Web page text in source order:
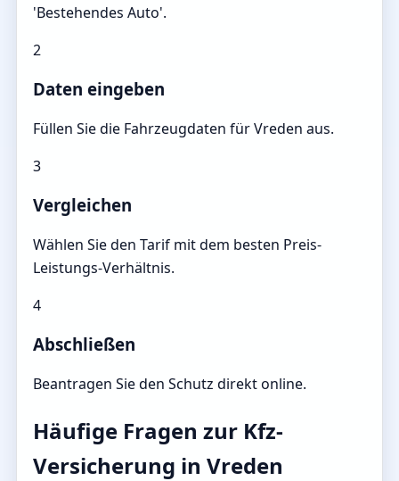
'Bestehendes Auto'.
2
Daten eingeben
Füllen Sie die Fahrzeugdaten für Vreden aus.
3
Vergleichen
Wählen Sie den Tarif mit dem besten Preis-
Leistungs-Verhältnis.
4
Abschließen
Beantragen Sie den Schutz direkt online.
Häufige Fragen zur Kfz-
Versicherung in Vreden